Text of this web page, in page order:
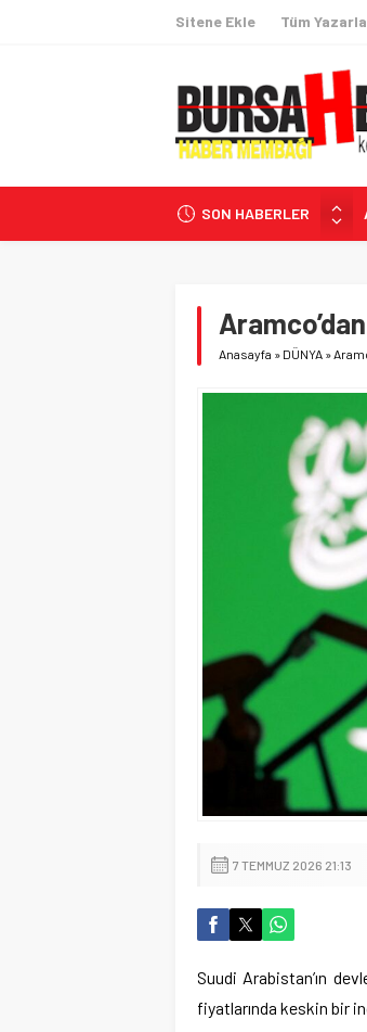
Sitene Ekle Tüm
SON HABERLER
Anasayfa » DÜNYA »
7 TEMMUZ 2026 21:13
Suudi Arabistan’ın
fiyatlarında keskin bir